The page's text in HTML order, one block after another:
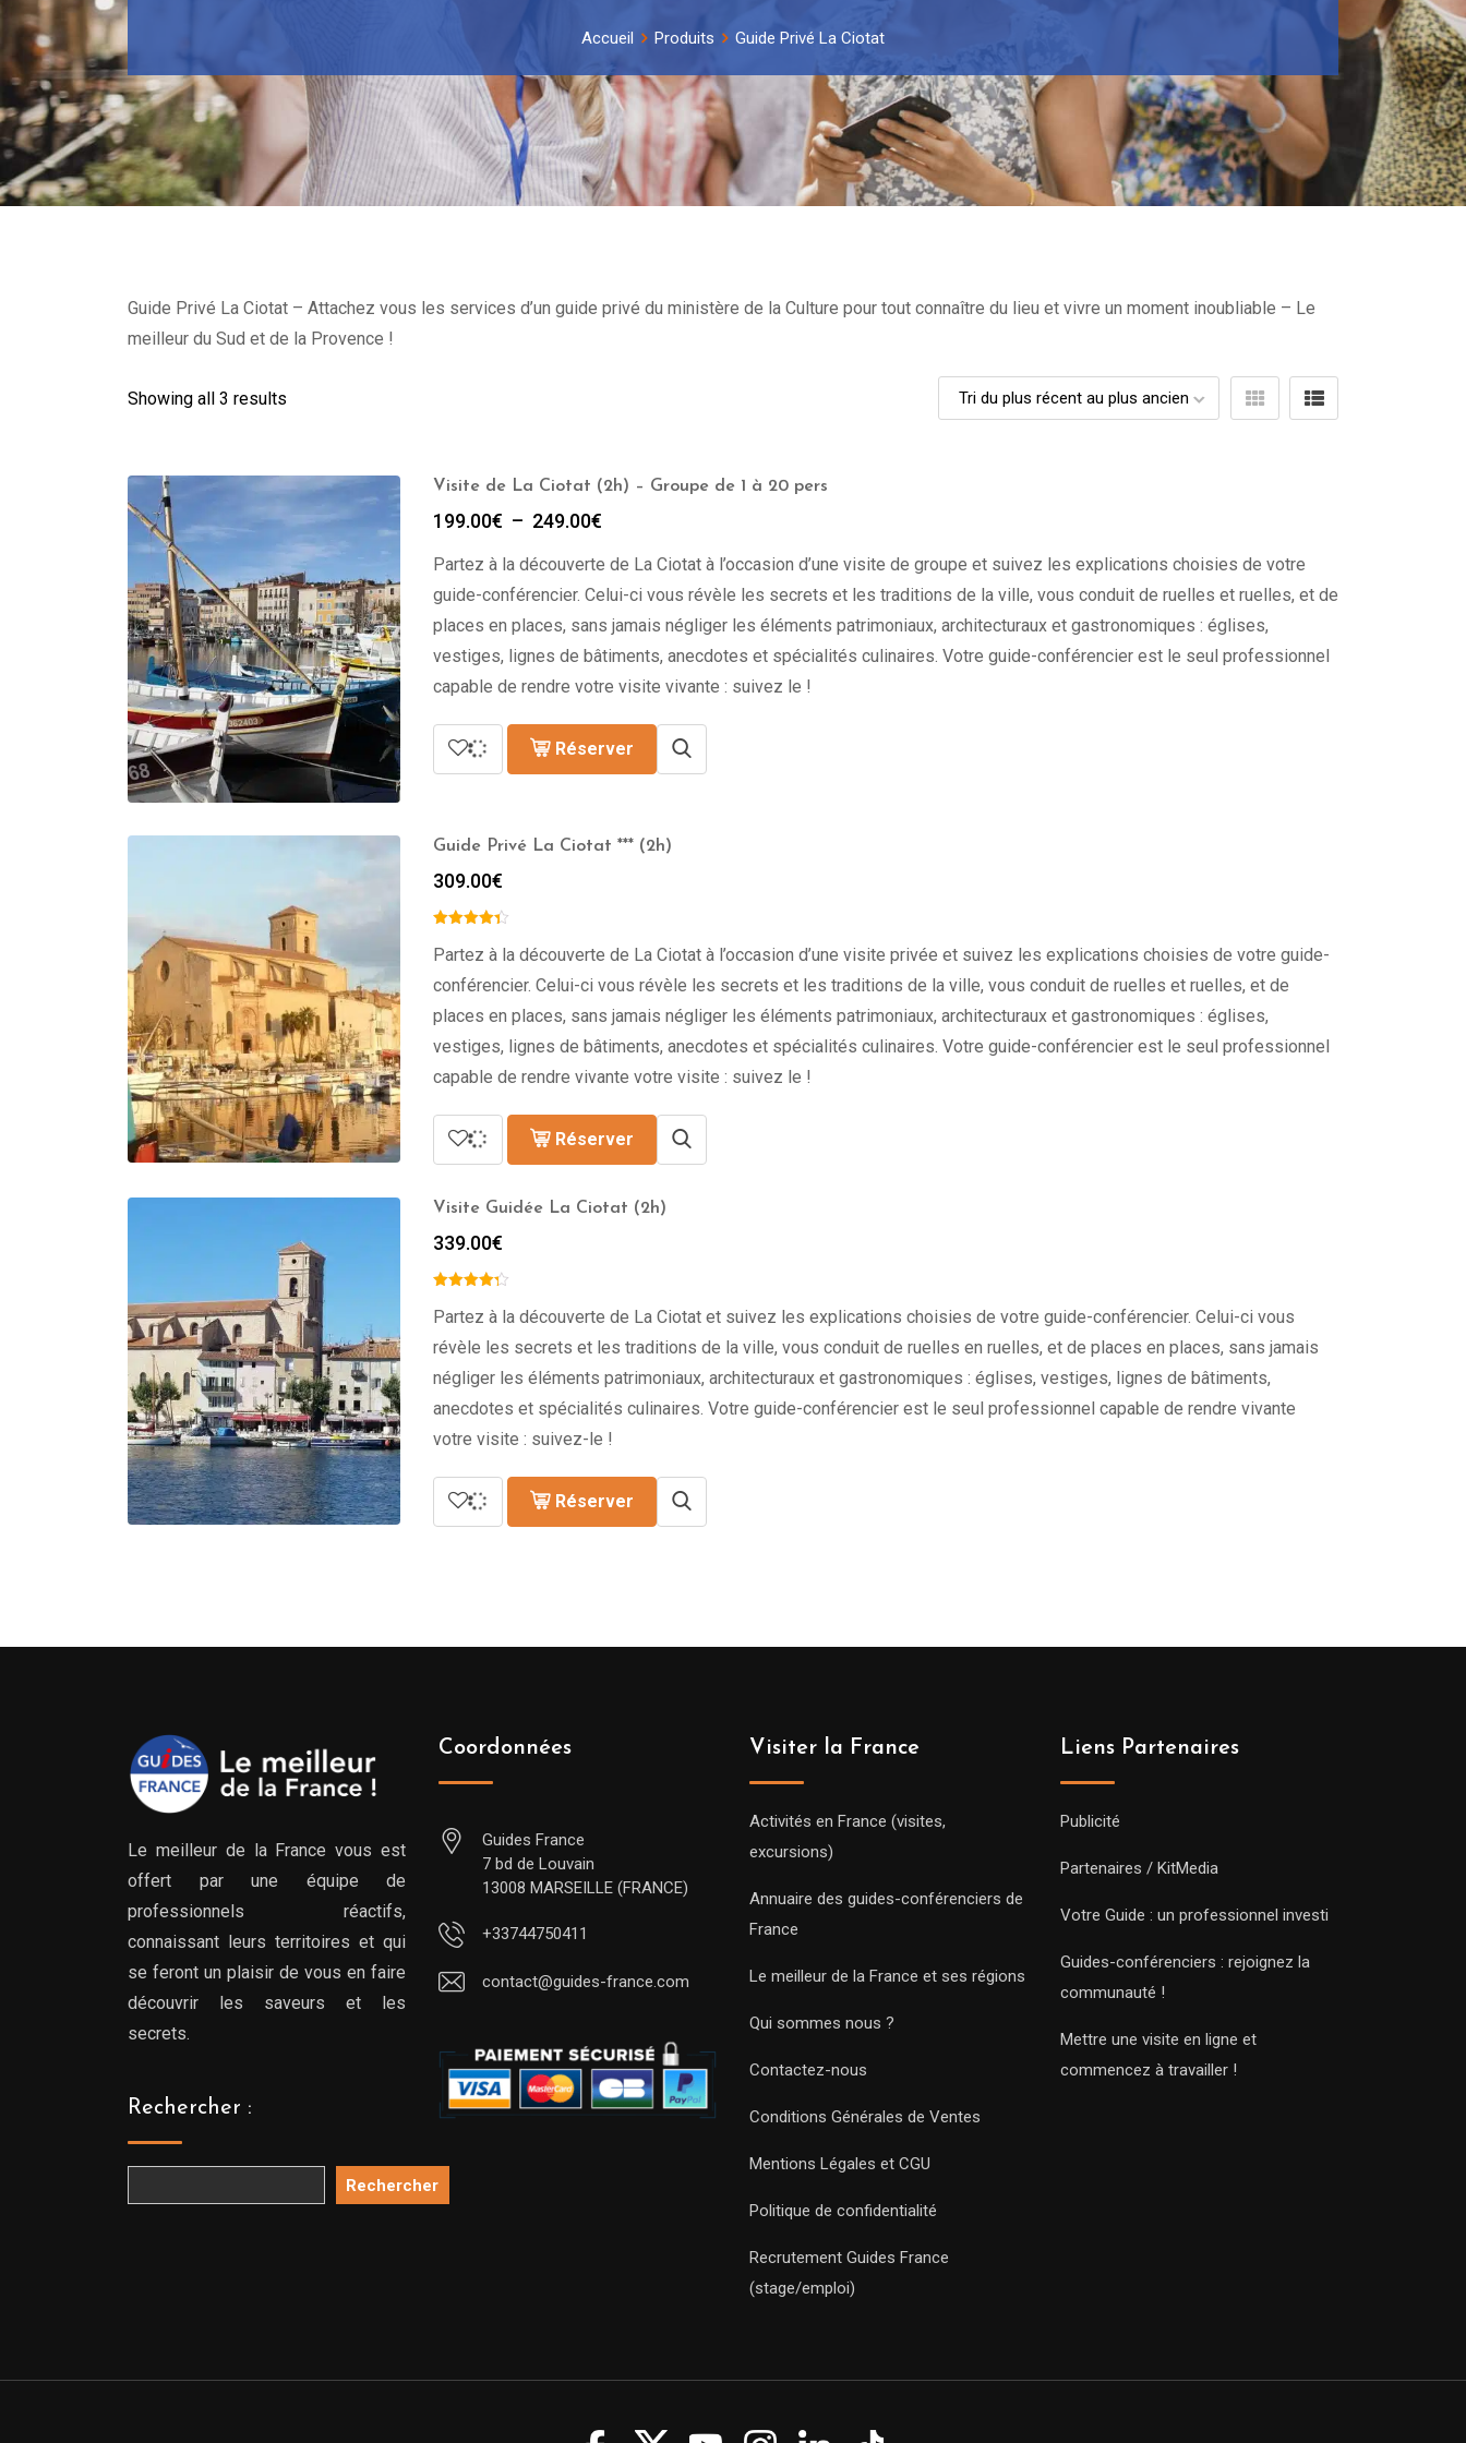
Accueil Produits Guide Privé La Ciotat
Guide Privé La Ciotat – Attachez vous les services d’un guide privé du ministère de la Culture pour tout connaître du lieu et vivre un moment inoubliable – Le
meilleur du Sud et de la Provence !
Showing all 3 results
Visite de La Ciotat (2h) – Groupe de 1 à 20 pers
199.00€ – 249.00€
prix :
199.00€
à
249.00€
Partez à la découverte de La Ciotat à l’occasion d’une visite de groupe et suivez les explications choisies de votre
guide-conférencier. Celui-ci vous révèle les secrets et les traditions de la ville, vous conduit de ruelles et ruelles, et de
places en places, sans jamais négliger les éléments patrimoniaux, architecturaux et gastronomiques : églises,
vestiges, lignes de bâtiments, anecdotes et spécialités culinaires. Votre guide-conférencier est le seul professionnel
capable de rendre votre visite vivante : suivez le !
Réserver
Guide Privé La Ciotat *** (2h)
309.00€
Partez à la découverte de La Ciotat à l’occasion d’une visite privée et suivez les explications choisies de votre guide-
conférencier. Celui-ci vous révèle les secrets et les traditions de la ville, vous conduit de ruelles et ruelles, et de
places en places, sans jamais négliger les éléments patrimoniaux, architecturaux et gastronomiques : églises,
vestiges, lignes de bâtiments, anecdotes et spécialités culinaires. Votre guide-conférencier est le seul professionnel
capable de rendre vivante votre visite : suivez le !
Réserver
Visite Guidée La Ciotat (2h)
339.00€
Partez à la découverte de La Ciotat et suivez les explications choisies de votre guide-conférencier. Celui-ci vous
révèle les secrets et les traditions de la ville, vous conduit de ruelles en ruelles, et de places en places, sans jamais
négliger les éléments patrimoniaux, architecturaux et gastronomiques : églises, vestiges, lignes de bâtiments,
anecdotes et spécialités culinaires. Votre guide-conférencier est le seul professionnel capable de rendre vivante
votre visite : suivez-le !
Réserver
Le meilleur de la France vous est
offert par une équipe de
professionnels réactifs,
connaissant leurs territoires et qui
se feront un plaisir de vous en faire
découvrir les saveurs et les
secrets.
Rechercher :
Rechercher
Coordonnées
Guides France
7 bd de Louvain
13008 MARSEILLE (FRANCE)
+33744750411
contact@guides-france.com
Visiter la France
Activités en France (visites,
excursions)
Annuaire des guides-conférenciers de
France
Le meilleur de la France et ses régions
Qui sommes nous ?
Contactez-nous
Conditions Générales de Ventes
Mentions Légales et CGU
Politique de confidentialité
Recrutement Guides France
(stage/emploi)
Liens Partenaires
Publicité
Partenaires / KitMedia
Votre Guide : un professionnel investi
Guides-conférenciers : rejoignez la
communauté !
Mettre une visite en ligne et
commencez à travailler !